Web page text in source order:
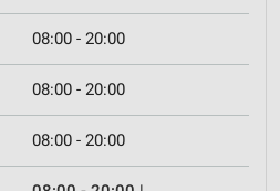
08:00 - 20:00
08:00 - 20:00
08:00 - 20:00